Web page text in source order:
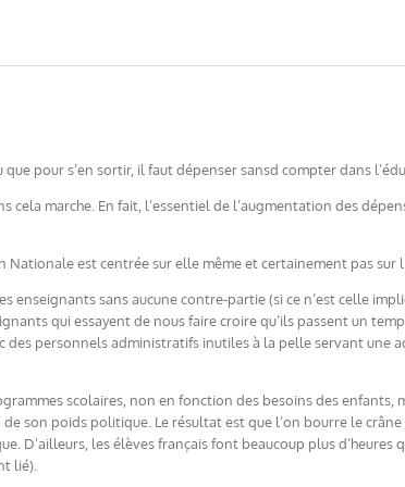
pour s’en sortir, il faut dépenser sansd compter dans
cela marche. En fait, l’essentiel de l’augmentation des
est centrée sur elle même et certainement pas sur
enseignants sans aucune contre-partie (si ce n’est celle
qui essayent de nous faire croire qu’ils passent un
personnels administratifs inutiles à la pelle servant une
scolaires, non en fonction des besoins des
son poids politique. Le résultat est que l’on bourre le
D’ailleurs, les élèves français font beaucoup plus
lié).